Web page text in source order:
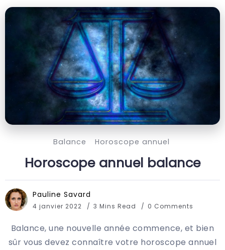
Balance Horoscope annuel
Horoscope annuel balance
Pauline Savard
4 janvier 2022 3 Mins Read 0 Comments
Balance, une nouvelle année commence, et bien
sûr vous devez connaître votre horoscope annuel